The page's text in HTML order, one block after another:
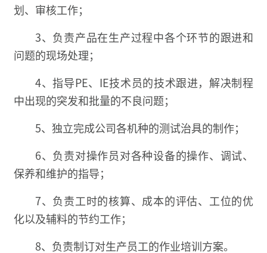
划、审核工作；
3、负责产品在生产过程中各个环节的跟进和
问题的现场处理；
4、指导PE、IE技术员的技术跟进，解决制程
中出现的突发和批量的不良问题；
5、独立完成公司各机种的测试治具的制作；
6、负责对操作员对各种设备的操作、调试、
保养和维护的指导；
7、负责工时的核算、成本的评估、工位的优
化以及辅料的节约工作；
8、负责制订对生产员工的作业培训方案。